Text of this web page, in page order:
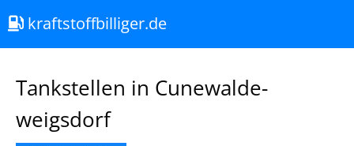
kraftstoffbilliger.de
Tankstellen in Cunewalde-
weigsdorf